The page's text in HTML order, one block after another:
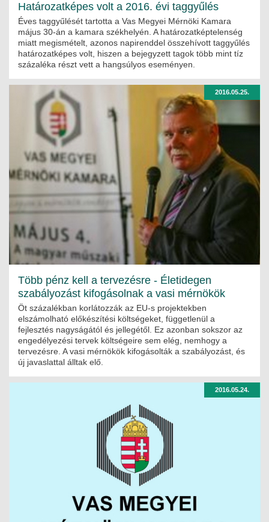
SZABÁLYZATOK
MŰKÖDÉSI DOKUMENTUMOK
KÖZÉRDEKŰ ADATOK
NYOMTATVÁNYOK
SZAKCSOPORTOK
ELEKTROTECHNIKAI
ÉPÜLETGÉPÉSZETI
GEODÉZIAI ÉS GEOINFORMATIKAI
KÖRNYEZETVÉDELMI
KÖZLEKEDÉSI
TARTÓSZERKEZETI
VÍZÉPÍTÉSI ÉS VÍZGAZDÁLKODÁSI
HÍRKÖZLÉSI ÉS INFORMATIKAI
HÍREK
KÉPZÉSEK
TOVÁBBKÉPZÉSI KÖTELEZETTSÉGEK
JOGI KÖTELEZETTSÉGEK
SZAKMAI KÖTELEZETTSÉGEK
MÉRNÖKI VÁLLALKOZÁSOK
Határozatképes volt a 2016. évi taggyűlés
Éves taggyűlését tartotta a Vas Megyei Mérnöki Kamara
május 30-án a kamara székhelyén. A határozatképtelenség
miatt megismételt, azonos napirenddel összehívott taggyűlés
határozatképes volt, hiszen a bejegyzett tagok több mint tíz
százaléka részt vett a hangsúlyos eseményen.
2016.05.25.
Több pénz kell a tervezésre - Életidegen
szabályozást kifogásolnak a vasi mérnökök
Öt százalékban korlátozzák az EU-s projektekben
elszámolható előkészítési költségeket, függetlenül a
fejlesztés nagyságától és jellegétől. Ez azonban sokszor az
engedélyezési tervek költségeire sem elég, nemhogy a
tervezésre. A vasi mérnökök kifogásolták a szabályozást, és
új javaslattal álltak elő.
2016.05.24.